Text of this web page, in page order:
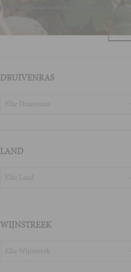
Prijs:€10—€20
DRUIVENRAS
Elke Druivenras
LAND
Elke Land
WIJNSTREEK
Elke Wijnstreek